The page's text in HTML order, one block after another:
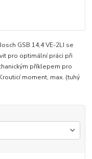
GSB 14,4 VE-2LI se
pro optimální práci při
příklepem pro
moment, max. (tuhý